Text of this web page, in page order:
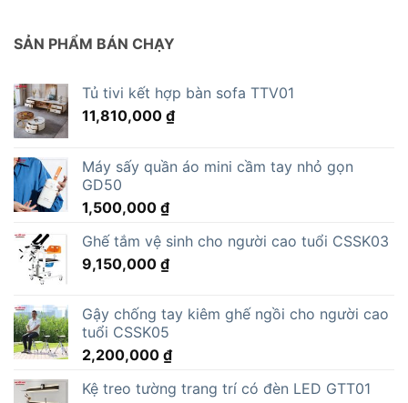
SẢN PHẨM BÁN CHẠY
Tủ tivi kết hợp bàn sofa TTV01
11,810,000 ₫
Máy sấy quần áo mini cầm tay nhỏ gọn
GD50
1,500,000 ₫
Ghế tắm vệ sinh cho người cao tuổi CSSK03
9,150,000 ₫
Gậy chống tay kiêm ghế ngồi cho người cao
tuổi CSSK05
2,200,000 ₫
Kệ treo tường trang trí có đèn LED GTT01